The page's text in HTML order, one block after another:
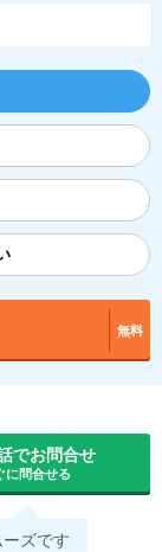
無料
でお問合せ
に問合せる
ズです